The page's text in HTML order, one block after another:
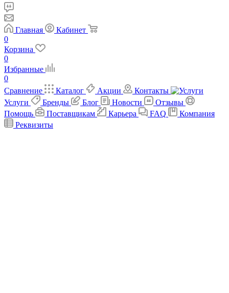
Главная
Кабинет
0
Корзина
0
Избранные
0
Сравнение
Каталог Акции
Контакты
Услуги
Бренды Блог Новости
Отзывы
Помощь
Поставщикам Карьера FAQ
Компания
Реквизиты